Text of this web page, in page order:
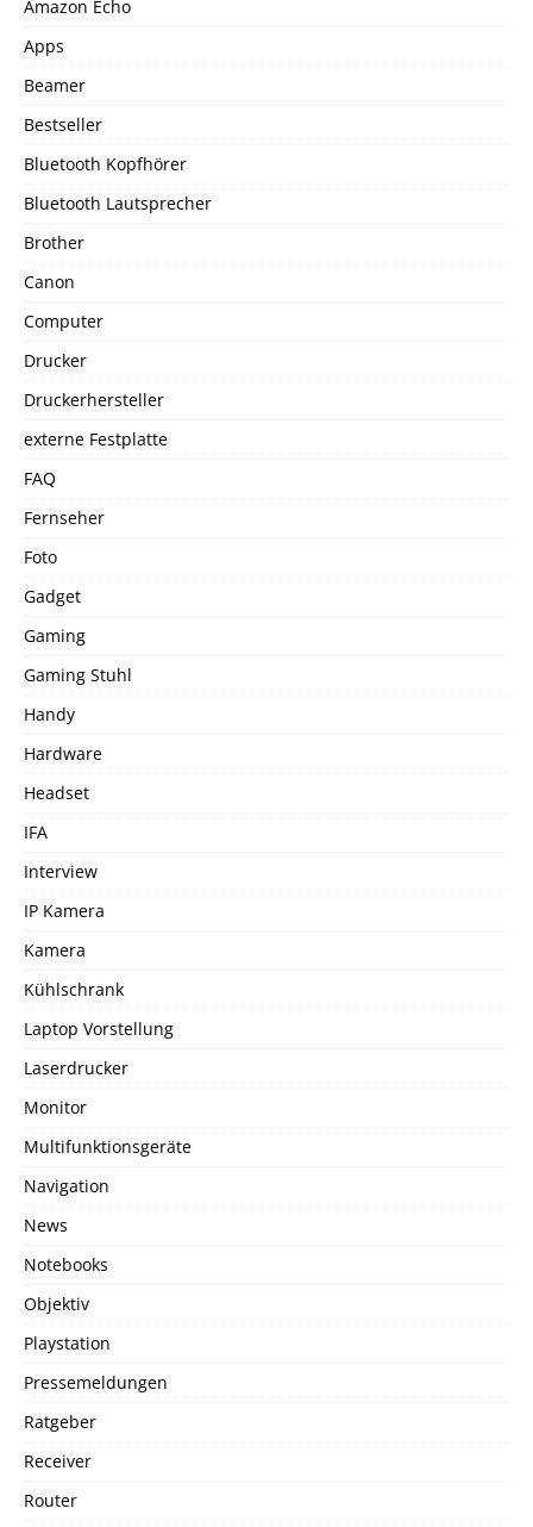
Amazon Echo
Apps
Beamer
Bestseller
Bluetooth Kopfhörer
Bluetooth Lautsprecher
Brother
Canon
Computer
Drucker
Druckerhersteller
externe Festplatte
FAQ
Fernseher
Foto
Gadget
Gaming
Gaming Stuhl
Handy
Hardware
Headset
IFA
Interview
IP Kamera
Kamera
Kühlschrank
Laptop Vorstellung
Laserdrucker
Monitor
Multifunktionsgeräte
Navigation
News
Notebooks
Objektiv
Playstation
Pressemeldungen
Ratgeber
Receiver
Router